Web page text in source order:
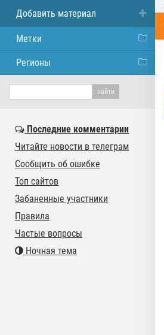
Добавить материал
Метки
Регионы
Последние комментарии
Читайте новости в телеграм
Сообщить об ошибке
Топ сайтов
Забаненные участники
Правила
Частые вопросы
Ночная тема